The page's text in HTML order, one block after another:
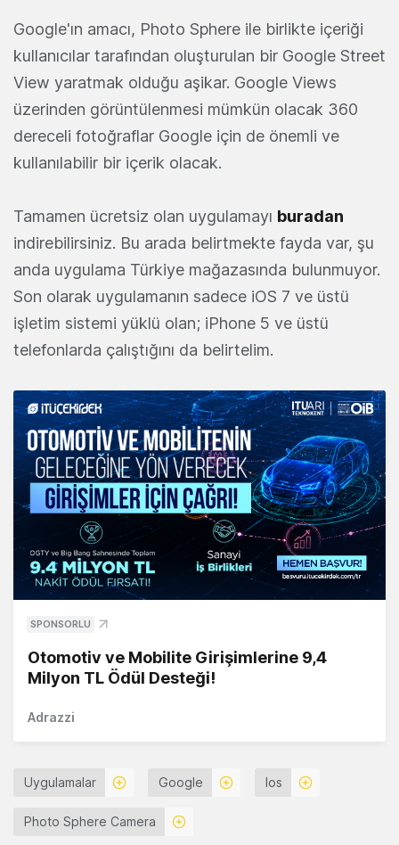
Google'ın amacı, Photo Sphere ile birlikte içeriği
kullanıcılar tarafından oluşturulan bir Google Street
View yaratmak olduğu aşikar. Google Views
üzerinden görüntülenmesi mümkün olacak 360
dereceli fotoğraflar Google için de önemli ve
kullanılabilir bir içerik olacak.
Tamamen ücretsiz olan uygulamayı buradan
indirebilirsiniz. Bu arada belirtmekte fayda var, şu
anda uygulama Türkiye mağazasında bulunmuyor.
Son olarak uygulamanın sadece iOS 7 ve üstü
işletim sistemi yüklü olan; iPhone 5 ve üstü
telefonlarda çalıştığını da belirtelim.
SPONSORLU
Otomotiv ve Mobilite Girişimlerine 9,4
Milyon TL Ödül Desteği!
Adrazzi
Uygulamalar Google Ios
Photo Sphere Camera